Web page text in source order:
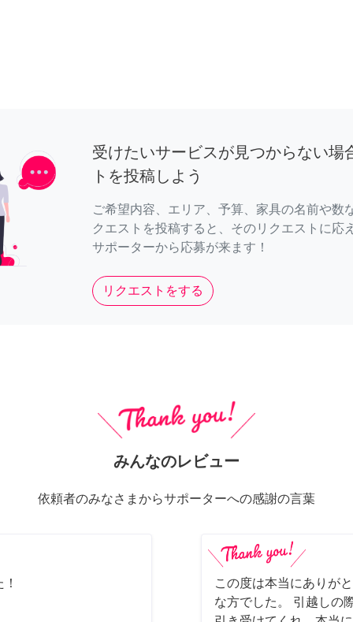
受けたいサービスが見つからない場
トを投稿しよう
ご希望内容、エリア、予算、家具の名前や数
クエストを投稿すると、そのリクエストに応
サポーターから応募が来ます！
リクエストをする
みんなのレビュー
依頼者のみなさまからサポーターへの感謝の言葉
この度は本当にありが
な方でした。 引越しの